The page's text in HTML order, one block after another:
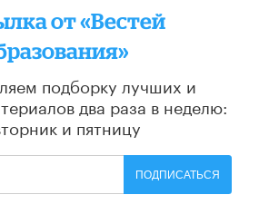
от «Вестей
подборку лучших и
два раза в неделю:
и пятницу
ПОДПИСАТЬСЯ